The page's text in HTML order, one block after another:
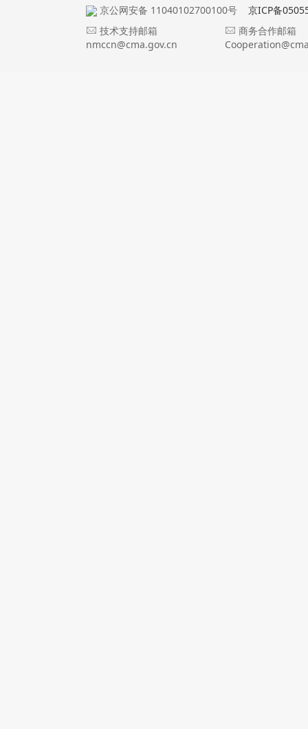
京公网安备 11040102700100号
京ICP备
技术支持邮箱
nmccn@cma.gov.cn
商务合作邮箱